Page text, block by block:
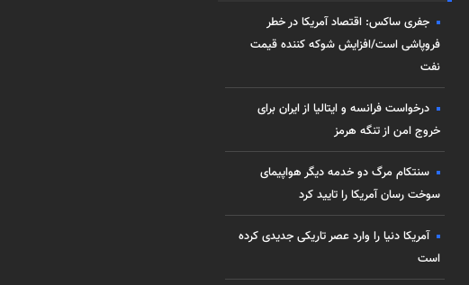
جفری ساکس: اقتصاد آمریکا در خطر
فروپاشی است/افزایش شوکه کننده قیمت
نفت
درخواست فرانسه و ایتالیا از ایران برای
خروج امن از تنگه هرمز
سنتکام مرگ دو خدمه دیگر هواپیمای
سوخت رسان آمریکا را تایید کرد
آمریکا دنیا را وارد عصر تاریکی جدیدی کرده
است